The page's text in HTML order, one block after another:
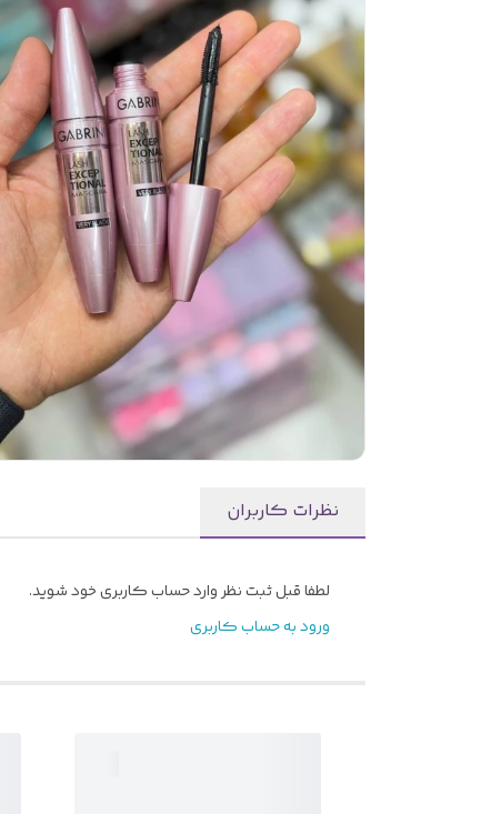
نظرات کاربران
لطفا قبل ثبت نظر وارد حساب کاربری خود شوید.
ورود به حساب کاربری